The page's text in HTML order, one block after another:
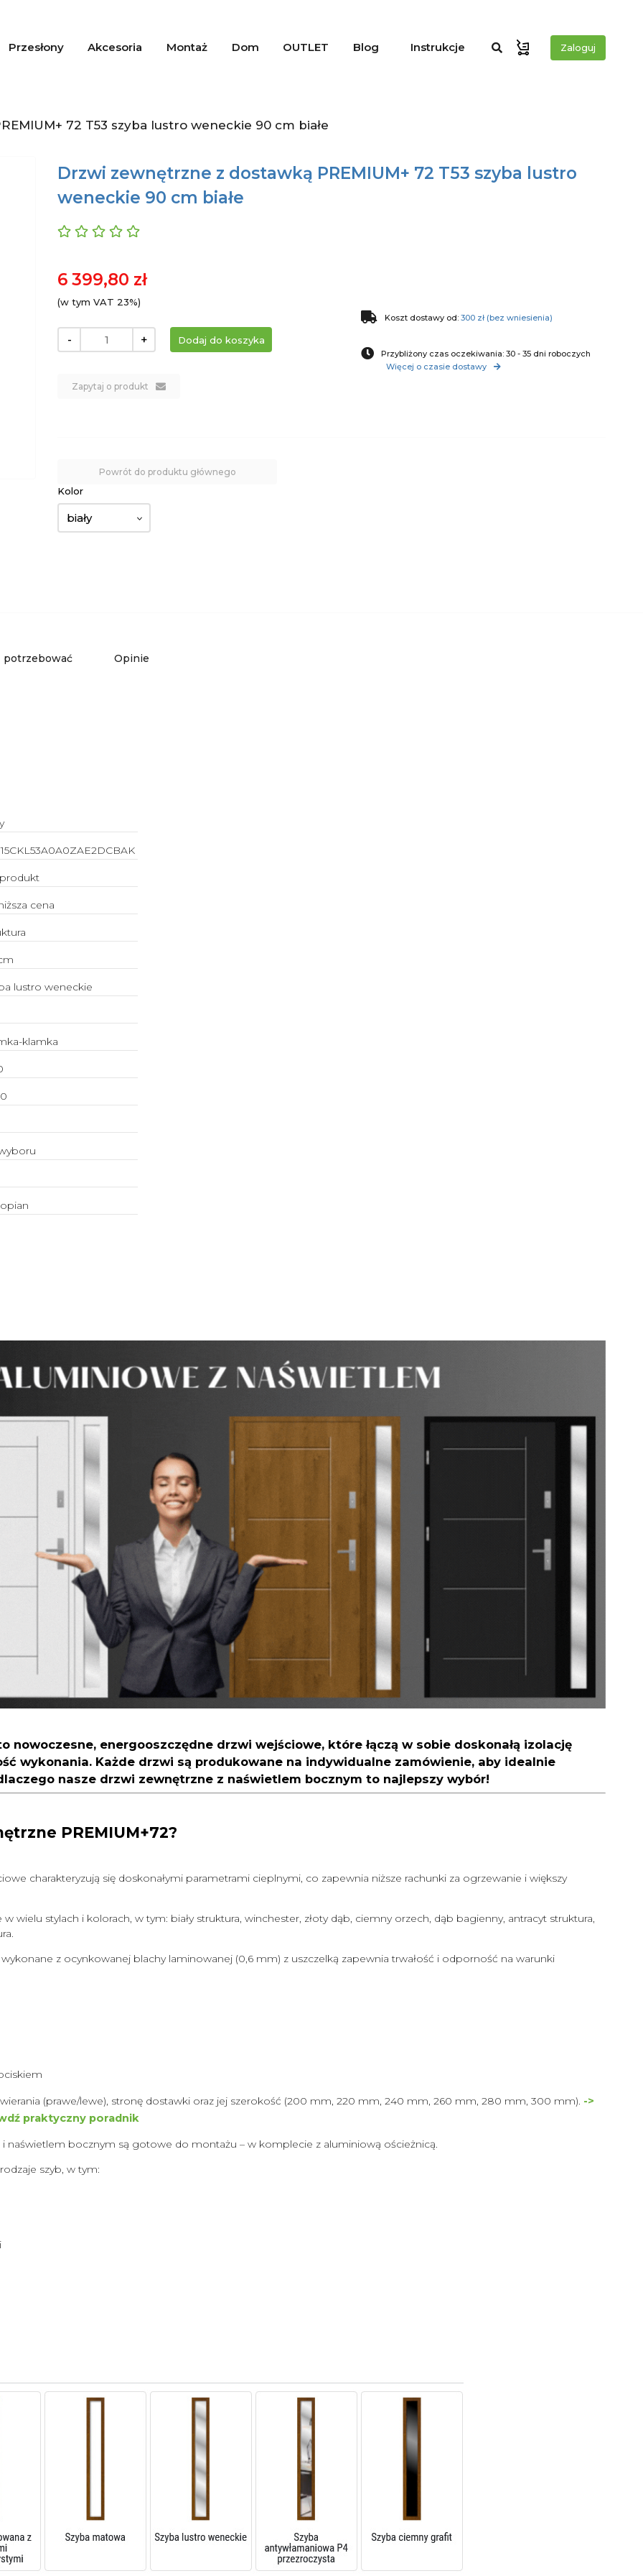
Przesłony Akcesoria Montaż Dom OUTLET Blog Instrukcje Zaloguj
72 T53 szyba lustro weneckie 90 cm białe
Drzwi zewnętrzne z dostawką PREMIUM+ 72 T53 szyba lustro
weneckie 90 cm białe
6 399,80 zł
(w tym VAT 23%)
- +
Zapytaj o produkt
Koszt dostawy od:300 zł (bez wniesienia)
Przybliżony czas oczekiwania: 30 - 35 dni roboczych
Więcej o czasie dostawy
Powrót do produktu głównego
Kolor
biały
potrzebować Opinie
cena
lustro weneckie
klamka
nowoczesne, energooszczędne drzwi wejściowe, które łączą w sobie doskonałą izolację
wykonania. Każde drzwi są produkowane na indywidualne zamówienie, aby idealnie
nasze drzwi zewnętrzne z naświetlem bocznym to najlepszy wybór!
PREMIUM+72?
charakteryzują się doskonałymi parametrami cieplnymi, co zapewnia niższe rachunki za ogrzewanie i większy
wielu stylach i kolorach, w tym: biały struktura, winchester, złoty dąb, ciemny orzech, dąb bagienny, antracyt struktura,
z ocynkowanej blachy laminowanej (0,6 mm) z uszczelką zapewnia trwałość i odporność na warunki
(prawe/lewe), stronę dostawki oraz jej szerokość (200 mm, 220 mm, 240 mm, 260 mm, 280 mm, 300 mm). ->
praktyczny poradnik
naświetlem bocznym są gotowe do montażu – w komplecie z aluminiową ościeżnicą.
szyb, w tym: